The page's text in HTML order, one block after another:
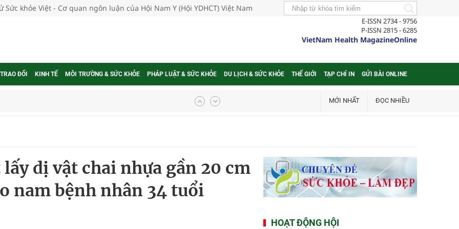
Sức khỏe Việt - Cơ quan ngôn luận của Hội Nam Y (Hội YDHCT) Việt Nam
E-ISSN 2734 - 9756
P-ISSN 2815 - 6285
VietNam Health MagazineOnline
ĐỔI KINH TẾ MÔI TRƯỜNG & SỨC KHỎE PHÁP LUẬT & SỨC KHỎE DU LỊCH & SỨC KHỎE THẾ GIỚI TẠP CHÍ IN GỬI BÀI ONLINE
ung thư
Của Các Loài Nhân Sâm (Panax Spp.): Tổng
MỚI NHẤT ĐỌC NHIỀU
dị vật chai nhựa gần 20 cm
nam bệnh nhân 34 tuổi
HOẠT ĐỘNG HỘI